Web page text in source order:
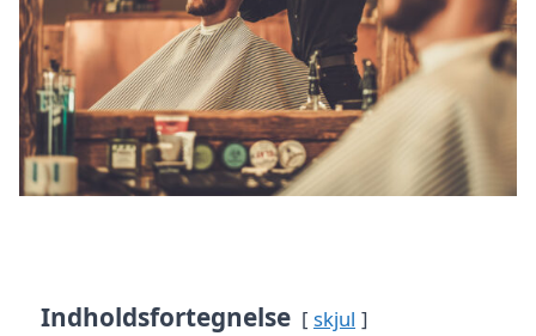
Indholdsfortegnelse skjul